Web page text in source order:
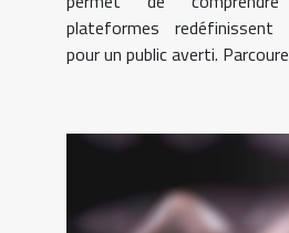
plateformes redéfinissent
pour un public averti.